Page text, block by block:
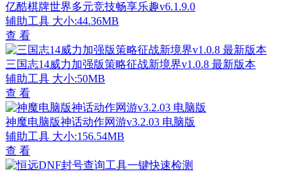
亿酷棋牌世界多元竞技畅享乐趣v6.1.9.0
辅助工具 大小:44.36MB
查 看
三国志14威力加强版策略征战新境界v1.0.8 最新版本
辅助工具 大小:50MB
查 看
神魔电脑版神话动作网游v3.2.03 电脑版
辅助工具 大小:156.54MB
查 看